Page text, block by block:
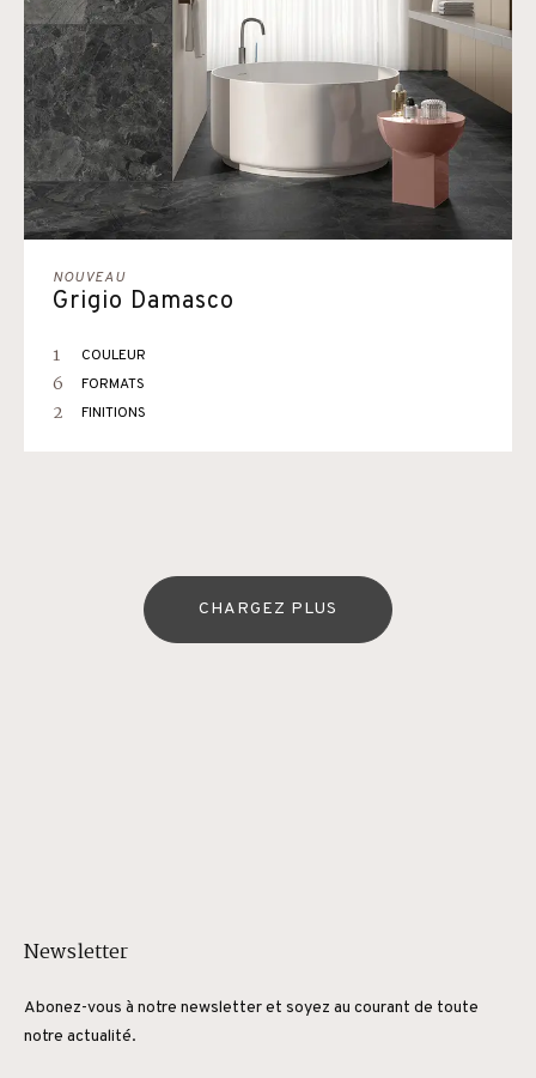
NOUVEAU
Grigio Damasco
1 COULEUR
6 FORMATS
2 FINITIONS
CHARGEZ PLUS
Newsletter
Abonez-vous à notre newsletter et soyez au courant de toute
notre actualité.